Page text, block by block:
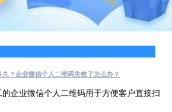
？企业微信个人二维码失效了怎么办？
企业微信个人二维码用于方便客户直接扫